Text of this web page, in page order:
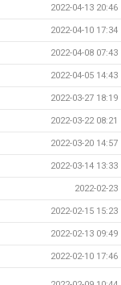
2022-04-13 20:46
2022-04-10 17:34
2022-04-08 07:43
2022-04-05 14:43
2022-03-27 18:19
2022-03-22 08:21
2022-03-20 14:57
2022-03-14 13:33
2022-02-23
2022-02-15 15:23
2022-02-13 09:49
2022-02-10 17:46